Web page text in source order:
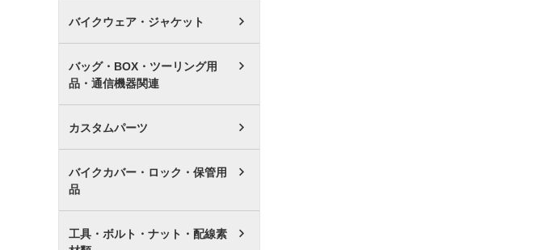
バイクウェア・ジャケット
バッグ・BOX・ツーリング用
品・通信機器関連
カスタムパーツ
バイクカバー・ロック・保管用
品
工具・ボルト・ナット・配線素